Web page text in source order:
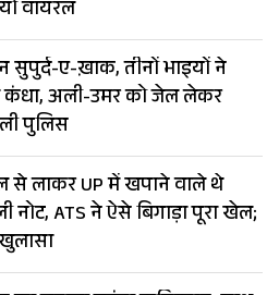
वायरल
सुपुर्द-ए-ख़ाक, तीनों भाइयों ने
कंधा, अली-उमर को जेल लेकर
पुलिस
से लाकर UP में खपाने वाले थे
नोट, ATS ने ऐसे बिगाड़ा पूरा खेल;